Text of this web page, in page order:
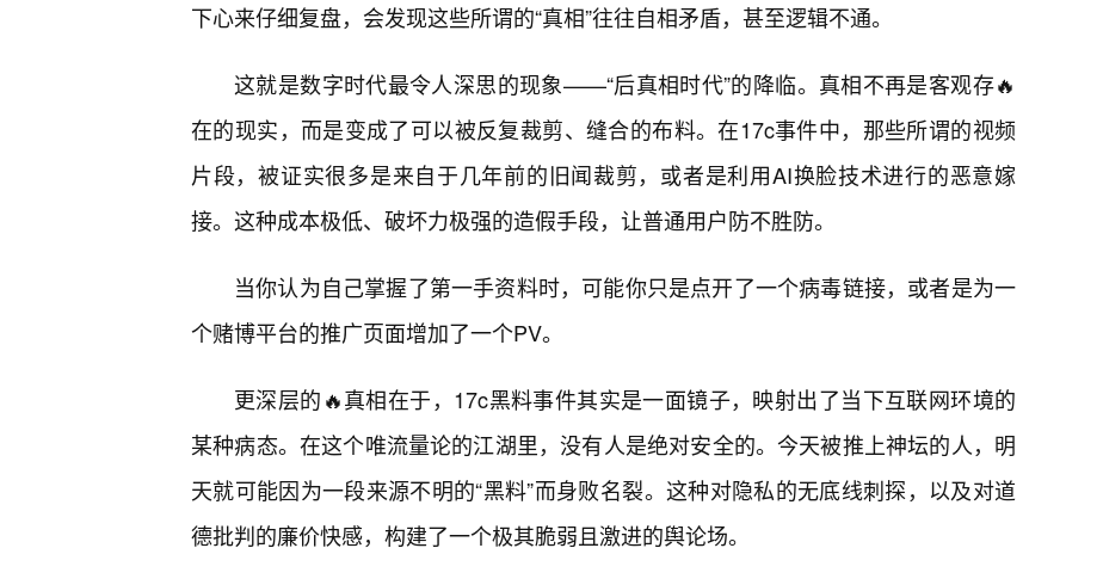
下心来仔细复盘，会发现这些所谓的“真相”往往自相矛盾，甚至逻辑不通。
这就是数字时代最令人深思的现象——“后真相时代”的降临。真相不再是客观存🔥
在的现实，而是变成了可以被反复裁剪、缝合的布料。在17c事件中，那些所谓的视频
片段，被证实很多是来自于几年前的旧闻裁剪，或者是利用AI换脸技术进行的恶意嫁
接。这种成本极低、破坏力极强的造假手段，让普通用户防不胜防。
当你认为自己掌握了第一手资料时，可能你只是点开了一个病毒链接，或者是为一
个赌博平台的推广页面增加了一个PV。
更深层的🔥真相在于，17c黑料事件其实是一面镜子，映射出了当下互联网环境的
某种病态。在这个唯流量论的江湖里，没有人是绝对安全的。今天被推上神坛的人，明
天就可能因为一段来源不明的“黑料”而身败名裂。这种对隐私的无底线刺探，以及对道
德批判的廉价快感，构建了一个极其脆弱且激进的舆论场。